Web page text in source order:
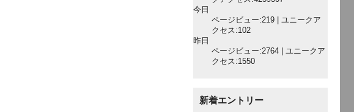
今日
ページビュー:219 | ユニークア
クセス:102
昨日
ページビュー:2764 | ユニークア
クセス:1550
新着エントリー